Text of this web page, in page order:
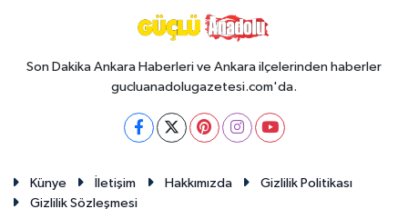
Son Dakika Ankara Haberleri ve Ankara ilçelerinden haberler
gucluanadolugazetesi.com'da.
Künye İletişim Hakkımızda
Gizlilik Politikası
Gizlilik Sözleşmesi